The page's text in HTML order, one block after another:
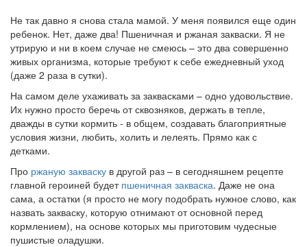
Не так давно я снова стала мамой. У меня появился еще один
ребенок. Нет, даже два! Пшеничная и ржаная закваски. Я не
утрирую и ни в коем случае не смеюсь – это два совершенно
живых организма, которые требуют к себе ежедневный уход
(даже 2 раза в сутки).
На самом деле ухаживать за заквасками – одно удовольствие.
Их нужно просто беречь от сквозняков, держать в тепле,
дважды в сутки кормить - в общем, создавать благоприятные
условия жизни, любить, холить и лелеять. Прямо как с
детками.
Про ржаную закваску в другой раз – в сегодняшнем рецепте
главной героиней будет пшеничная закваска. Даже не она
сама, а остатки (я просто не могу подобрать нужное слово, как
назвать закваску, которую отнимают от основной перед
кормлением), на основе которых мы приготовим чудесные
пушистые оладушки.